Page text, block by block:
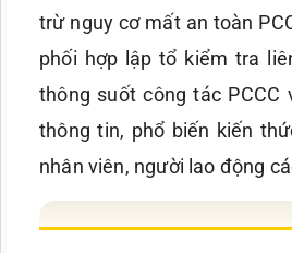
trừ nguy cơ mất an toàn
phối hợp lập tổ kiểm tra
thông suốt công tác PCCC
thông tin, phổ biến kiến
nhân viên, người lao động